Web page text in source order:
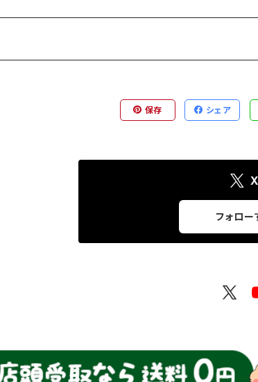
保存 シェア
X
フォロー